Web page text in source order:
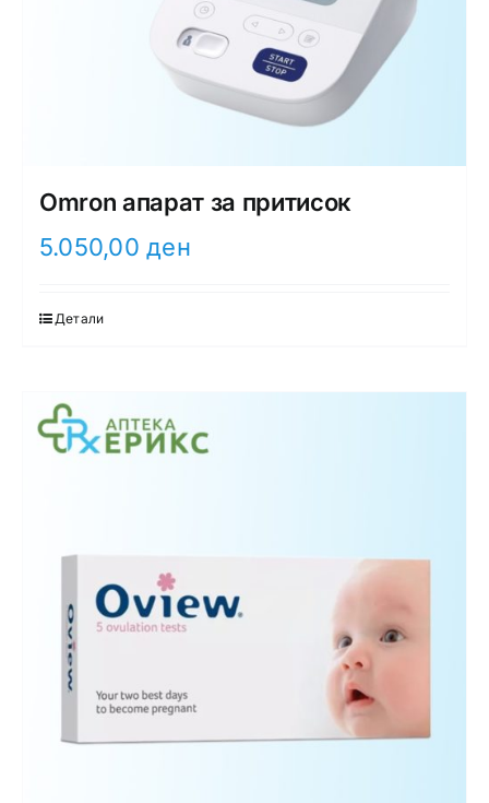
Omron апарат за притисок
5.050,00ден
Детали